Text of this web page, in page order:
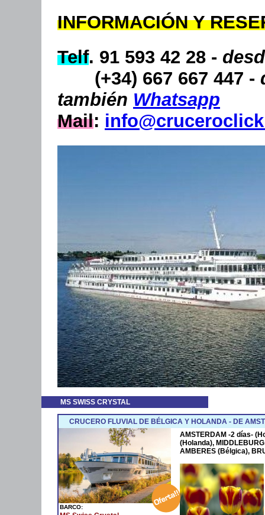
INFORMACIÓN Y
Telf. 91 593 42 28 -
(+34) 667 667 447 -
también Whatsapp
Mail:
MS SWISS CRYSTAL
CRUCERO FLUVIAL DE BÉLGICA Y HOLANDA - DE
BARCO:
AMSTERDAM -2 días-
(Holanda),
AMBERES (Bélgica),